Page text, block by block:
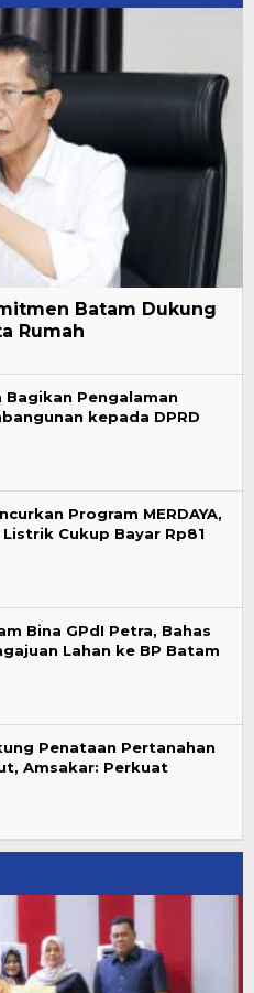
Batam Dukung
Rumah
Bagikan Pengalaman
kepada DPRD
Program MERDAYA,
Cukup Bayar Rp81
Bina GPdI Petra, Bahas
Lahan ke BP Batam
Penataan Pertanahan
Amsakar: Perkuat